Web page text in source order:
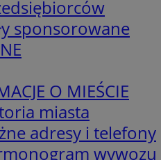
sponsorowane
O MIEŚCIE
miasta
adresy i telefony